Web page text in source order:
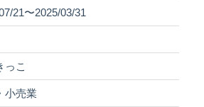
21〜2025/03/31
っこ
小売業